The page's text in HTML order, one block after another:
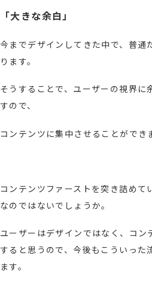
「大きな余白」
今までデザインしてきた中で、普通
ります。
そうすることで、ユーザーの視界に
すので、
コンテンツに集中させることができ
コンテンツファーストを突き詰めて
なのではないでしょうか。
ユーザーはデザインではなく、コン
すると思うので、今後もこういった
ます。